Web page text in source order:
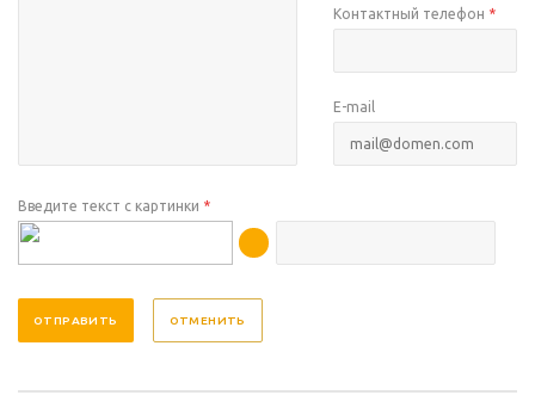
Контактный телефон *
E-mail
Введите текст с картинки *
ОТМЕНИТЬ